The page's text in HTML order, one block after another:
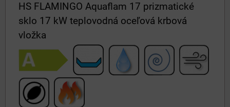
HS FLAMINGO Aquaflam 17 prizmatické
sklo 17 kW teplovodná oceľová krbová
vložka